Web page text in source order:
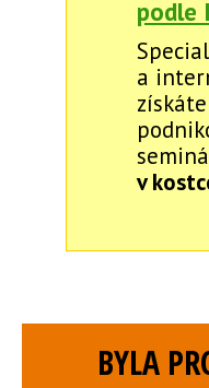
podle
a
v
BYLA